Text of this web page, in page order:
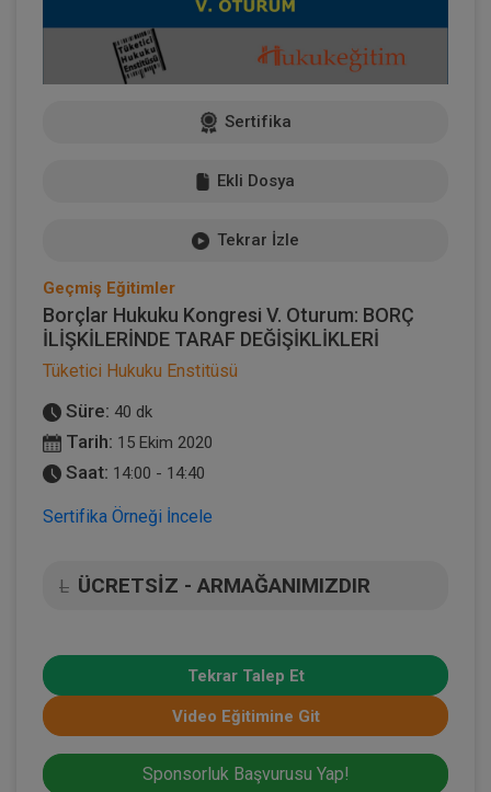
Sertifika
Ekli Dosya
Tekrar İzle
Geçmiş Eğitimler
Borçlar Hukuku Kongresi V. Oturum: BORÇ
İLİŞKİLERİNDE TARAF DEĞİŞİKLİKLERİ
Tüketici Hukuku Enstitüsü
Süre: 40 dk
Tarih: 15 Ekim 2020
Saat: 14:00 - 14:40
Sertifika Örneği İncele
L ÜCRETSİZ - ARMAĞANIMIZDIR
Tekrar Talep Et
Video Eğitimine Git
Sponsorluk Başvurusu Yap!